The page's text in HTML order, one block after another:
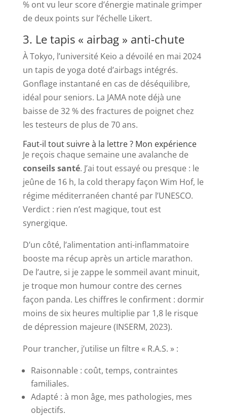
% ont vu leur score d’énergie matinale grimper
de deux points sur l’échelle Likert.
3. Le tapis « airbag » anti-chute
À Tokyo, l’université Keio a dévoilé en mai 2024
un tapis de yoga doté d’airbags intégrés.
Gonflage instantané en cas de déséquilibre,
idéal pour seniors. La JAMA note déjà une
baisse de 32 % des fractures de poignet chez
les testeurs de plus de 70 ans.
Faut-il tout suivre à la lettre ? Mon expérience
Je reçois chaque semaine une avalanche de
conseils santé. J’ai tout essayé ou presque : le
jeûne de 16 h, la cold therapy façon Wim Hof, le
régime méditerranéen chanté par l’UNESCO.
Verdict : rien n’est magique, tout est
synergique.
D’un côté, l’alimentation anti-inflammatoire
booste ma récup après un article marathon.
De l’autre, si je zappe le sommeil avant minuit,
je troque mon humour contre des cernes
façon panda. Les chiffres le confirment : dormir
moins de six heures multiplie par 1,8 le risque
de dépression majeure (INSERM, 2023).
Pour trancher, j’utilise un filtre « R.A.S. » :
Raisonnable : coût, temps, contraintes
familiales.
Adapté : à mon âge, mes pathologies, mes
objectifs.